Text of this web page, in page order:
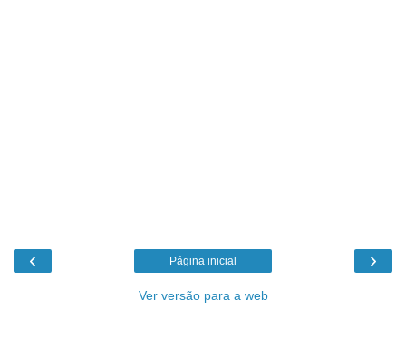
‹ ›
Página inicial
Ver versão para a web